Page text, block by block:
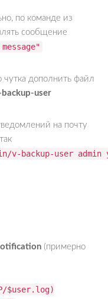
по команде из
сообщение
чутка дополнить файл
user
на почту
backup-user admin
(примерно
$user.log)